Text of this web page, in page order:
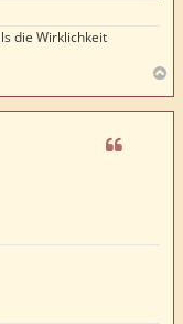
die Wirklichkeit
c